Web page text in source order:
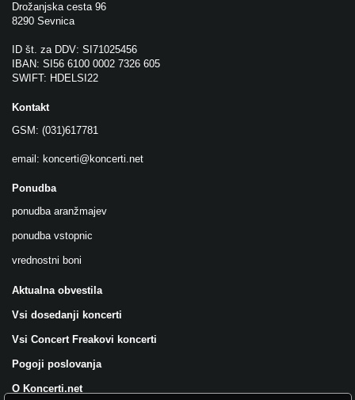
Drožanjska cesta 96
8290 Sevnica
ID št. za DDV: SI71025456
IBAN: SI56 6100 0002 7326 605
SWIFT: HDELSI22
Kontakt
GSM: (031)617781
email: koncerti@koncerti.net
Ponudba
ponudba aranžmajev
ponudba vstopnic
vrednostni boni
Aktualna obvestila
Vsi dosedanji koncerti
Vsi Concert Freakovi koncerti
Pogoji poslovanja
O Koncerti.net